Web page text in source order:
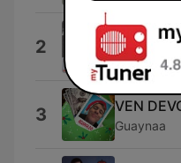
2 Una
Alex Matos
3 VEN
Guaynaa